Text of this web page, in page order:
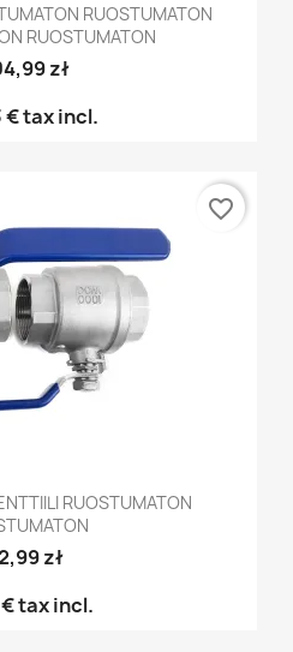
RUOSTUMATON
RUOSTUMATON
zł
€tax incl.
RUOSTUMATON
zł
tax incl.
favorite_border